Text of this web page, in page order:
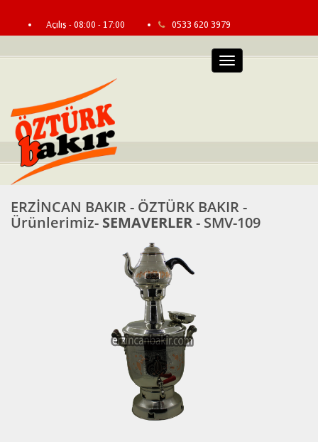
Açılış - 08:00 - 17:00 0533 620 3979
info@erzincanbakir.com Bayi Girişi
Menü
ERZİNCAN BAKIR - ÖZTÜRK BAKIR -
Ürünlerimiz- SEMAVERLER- SMV-109